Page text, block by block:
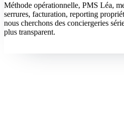
Méthode opérationnelle, PMS Léa,
serrures, facturation, reporting
nous cherchons des conciergeries
plus transparent.